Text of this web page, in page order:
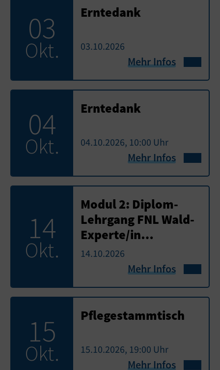
03
Okt.
Erntedank
03.10.2026
Mehr Infos
04
Okt.
Erntedank
04.10.2026, 10:00 Uhr
Mehr Infos
14
Okt.
Modul 2: Diplom-
Lehrgang FNL Wald-
Experte/in…
14.10.2026
Mehr Infos
15
Okt.
Pflegestammtisch
15.10.2026, 19:00 Uhr
Mehr Infos